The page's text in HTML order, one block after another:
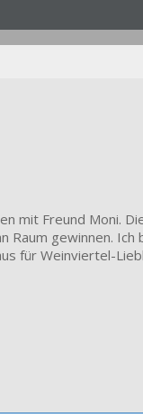
mit Freund Moni.
gewinnen.
für Weinviertel-